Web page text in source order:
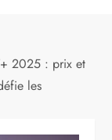
2025 : prix et
les